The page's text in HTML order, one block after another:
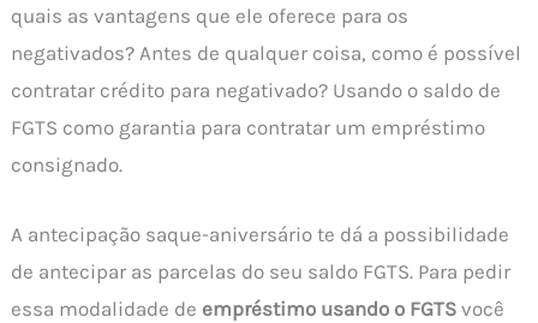
quais as vantagens que ele oferece para os
negativados? Antes de qualquer coisa, como é possível
contratar crédito para negativado? Usando o saldo de
FGTS como garantia para contratar um empréstimo
consignado.
A antecipação saque-aniversário te dá a possibilidade
de antecipar as parcelas do seu saldo FGTS. Para pedir
essa modalidade de empréstimo usando o FGTS você